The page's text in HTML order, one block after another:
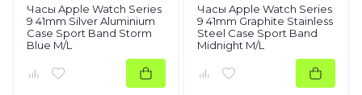
Часы Apple Watch Series
9 41mm Silver Aluminium
Case Sport Band Storm
Blue M/L
Часы Apple Watch Series
9 41mm Graphite Stainless
Steel Case Sport Band
Midnight M/L